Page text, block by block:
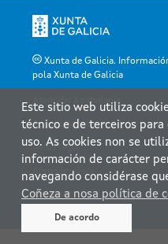
Xunta de Galicia.
pola Xunta de Galicia
Atención á cidadanía
Accesibilidade
Aviso legal
Atendémolo/a
Mapa web
Este sitio web utiliza
técnico e de terceiros para
uso. As cookies non se
información de carácter
navegando considérase
Coñeza a nosa política de
De acordo